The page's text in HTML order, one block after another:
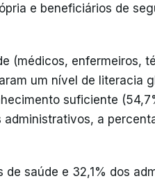
e beneficiários de
(médicos, enfermeiros,
um nível de literacia
suficiente
a
de saúde e 32,1% dos